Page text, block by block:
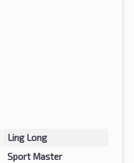
Ling Long
Sport Master